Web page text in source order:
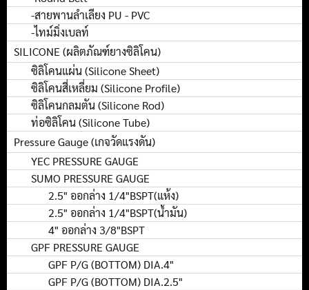
-สายพานลำเลียง PU - PVC
-ไทม์มิ่งเบลท์
SILICONE (ผลิตภัณฑ์ยางซิลิโคน)
ซิลิโคนแผ่น (Silicone Sheet)
ซิลิโคนสี่เหลี่ยม (Silicone Profile)
ซิลิโคนกลมตัน (Silicone Rod)
ท่อซิลิโคน (Silicone Tube)
Pressure Gauge (เกจวัดแรงดัน)
YEC PRESSURE GAUGE
SUMO PRESSURE GAUGE
2.5" ออกล่าง 1/4"BSPT(แห้ง)
2.5" ออกล่าง 1/4"BSPT(น้ำมัน)
4" ออกล่าง 3/8"BSPT
GPF PRESSURE GAUGE
GPF P/G (BOTTOM) DIA.4"
GPF P/G (BOTTOM) DIA.2.5"